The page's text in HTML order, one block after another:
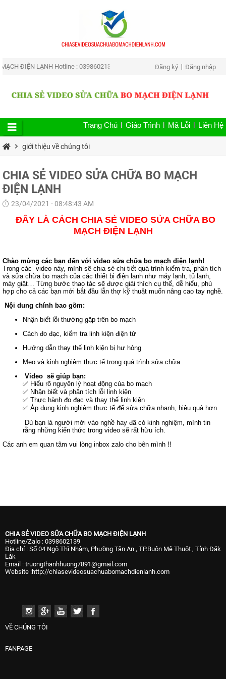
ĐIỆN LẠNH Hotline : 0398602139 Địa chỉ : Số 04 Ngô Thì Nhậm,
Đăng ký Đăng nhập
Trang Chủ Giáo Trình Mã Lỗi Liên Hệ
giới thiệu về chúng tôi
CHIA SẺ VIDEO SỬA CHỮA BO MẠCH
ĐIỆN LẠNH
23/04/2021 - 08:48:43 AM
ĐÂY LÀ CÁCH CHIA SẺ VIDEO SỬA CHỮA BO
MẠCH ĐIỆN LẠNH
Chào mừng các bạn đến với video sửa chữa bo mạch điện lạnh!
Trong các video này, mình sẽ chia sẻ chi tiết quá trình kiểm tra, phân tích
và sửa chữa bo mạch của các thiết bị điện lạnh như máy lạnh, tủ lạnh,
máy giặt… Từng bước thao tác sẽ được giải thích cụ thể, dễ hiểu, phù
hợp cho cả các bạn mới bắt đầu lẫn thợ kỹ thuật muốn nâng cao tay nghề.
Nội dung chính bao gồm:
Nhận biết lỗi thường gặp trên bo mạch
Cách đo đạc, kiểm tra linh kiện điện tử
Hướng dẫn thay thế linh kiện bị hư hỏng
Mẹo và kinh nghiệm thực tế trong quá trình sửa chữa
Video sẽ giúp bạn:
✅ Hiểu rõ nguyên lý hoạt động của bo mạch
✅ Nhận biết và phân tích lỗi linh kiện
✅ Thực hành đo đạc và thay thế linh kiện
✅ Áp dụng kinh nghiệm thực tế để sửa chữa nhanh, hiệu quả hơn
Dù bạn là người mới vào nghề hay đã có kinh nghiệm, mình tin
rằng những kiến thức trong video sẽ rất hữu ích.
Các anh em quan tâm vui lòng inbox zalo cho bên mình !!
CHIA SẺ VIDEO SỮA CHỮA BO MẠCH ĐIỆN LẠNH
Hotline/Zalo : 0398602139
Địa chỉ : Số 04 Ngô Thì Nhậm, Phường Tân An , TP.Buôn Mê Thuột , Tỉnh Đăk
Lăk
Email : truongthanhhuong7891@gmail.com
Website :http://chiasevideosuachuabomachdienlanh.com
VỀ CHÚNG TÔI
FANPAGE